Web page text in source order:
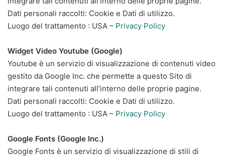
Dati personali raccolti: Cookie e Dati di utilizzo.
Luogo del trattamento : USA – Privacy Policy
Widget Video Youtube (Google)
Youtube è un servizio di visualizzazione di contenuti video
gestito da Google Inc. che permette a questo Sito di
integrare tali contenuti all’interno delle proprie pagine.
Dati personali raccolti: Cookie e Dati di utilizzo.
Luogo del trattamento : USA – Privacy Policy
Google Fonts (Google Inc.)
Google Fonts è un servizio di visualizzazione di stili di